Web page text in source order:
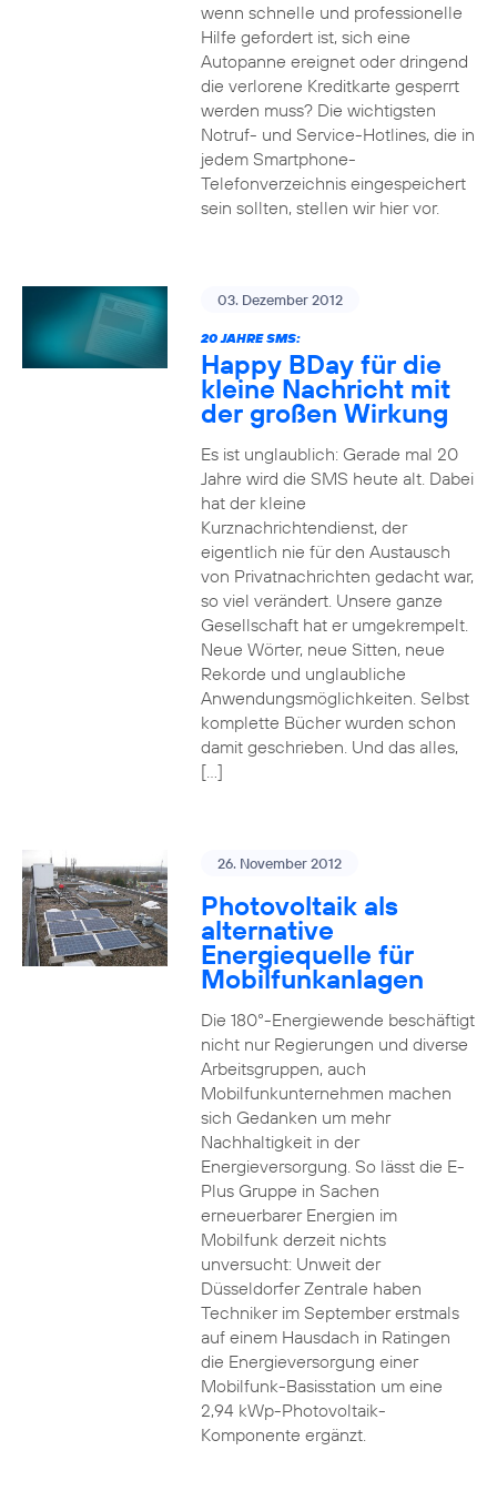
wenn schnelle und professionelle
Hilfe gefordert ist, sich eine
Autopanne ereignet oder dringend
die verlorene Kreditkarte gesperrt
werden muss? Die wichtigsten
Notruf- und Service-Hotlines, die in
jedem Smartphone-
Telefonverzeichnis eingespeichert
sein sollten, stellen wir hier vor.
03. Dezember 2012
20 JAHRE SMS:
Happy BDay für die
kleine Nachricht mit
der großen Wirkung
Es ist unglaublich: Gerade mal 20
Jahre wird die SMS heute alt. Dabei
hat der kleine
Kurznachrichtendienst, der
eigentlich nie für den Austausch
von Privatnachrichten gedacht war,
so viel verändert. Unsere ganze
Gesellschaft hat er umgekrempelt.
Neue Wörter, neue Sitten, neue
Rekorde und unglaubliche
Anwendungsmöglichkeiten. Selbst
komplette Bücher wurden schon
damit geschrieben. Und das alles,
[…]
26. November 2012
Photovoltaik als
alternative
Energiequelle für
Mobilfunkanlagen
Die 180°-Energiewende beschäftigt
nicht nur Regierungen und diverse
Arbeitsgruppen, auch
Mobilfunkunternehmen machen
sich Gedanken um mehr
Nachhaltigkeit in der
Energieversorgung. So lässt die E-
Plus Gruppe in Sachen
erneuerbarer Energien im
Mobilfunk derzeit nichts
unversucht: Unweit der
Düsseldorfer Zentrale haben
Techniker im September erstmals
auf einem Hausdach in Ratingen
die Energieversorgung einer
Mobilfunk-Basisstation um eine
2,94 kWp-Photovoltaik-
Komponente ergänzt.